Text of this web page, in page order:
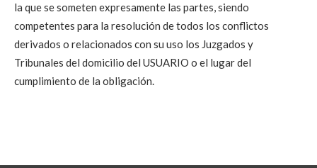
la que se someten expresamente las partes, siendo
competentes para la resolución de todos los conflictos
derivados o relacionados con su uso los Juzgados y
Tribunales del domicilio del USUARIO o el lugar del
cumplimiento de la obligación.